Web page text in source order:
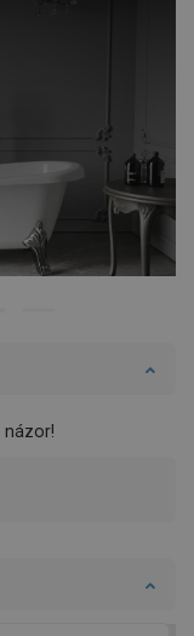
názor!